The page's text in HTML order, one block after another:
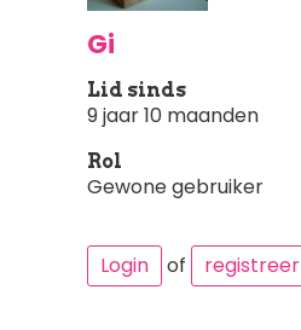
Gi
Lid sinds
9 jaar 10 maanden
Rol
Gewone gebruiker
Login of registreer